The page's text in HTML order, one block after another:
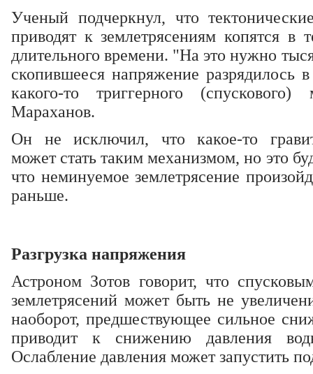
Ученый подчеркнул, что
приводят к землетрясениям копятся в
длительного времени. "На это нужно
скопившееся напряжение разрядилось в
какого-то триггерного
Мараханов.
Он не исключил, что какое-то
может стать таким механизмом, но это
что неминуемое землетрясение
раньше.
Разгрузка напряжения
Астроном Зотов говорит, что
землетрясений может быть не
наоборот, предшествующее сильное
приводит к снижению давления
Ослабление давления может запустить